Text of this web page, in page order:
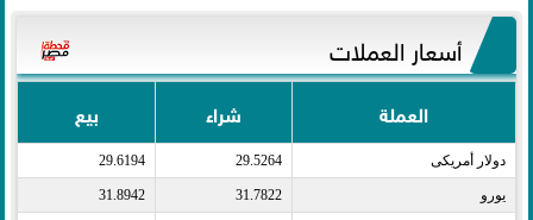
أسعار العملات
العملة شراء بيع
دولار أمريكى​ 29.5264
29.6194
يورو​ 31.7822
31.8942